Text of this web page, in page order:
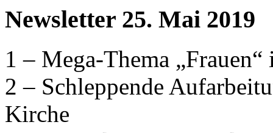
Newsletter 25. Mai 2019
1 – Mega-Thema
2 – Schleppende
Kirche